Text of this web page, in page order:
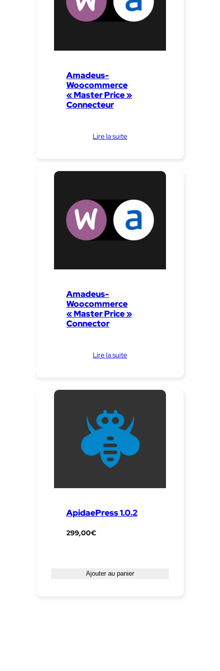
Amadeus-
Woocommerce
« Master Price »
Connecteur
Lire la suite
Amadeus-
Woocommerce
« Master Price »
Connector
Lire la suite
ApidaePress 1.0.2
299,00€
Ajouter au panier